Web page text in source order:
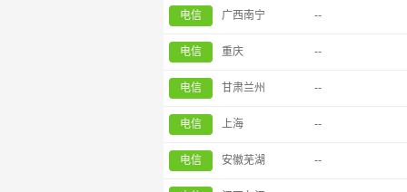
电信 广西南宁 --
电信 重庆 --
电信 甘肃兰州 --
电信 上海 --
电信 安徽芜湖 --